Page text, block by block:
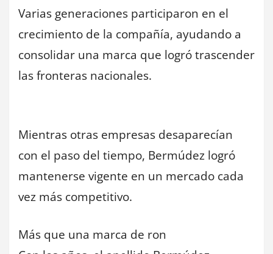
Varias generaciones participaron en el
crecimiento de la compañía, ayudando a
consolidar una marca que logró trascender
las fronteras nacionales.
Mientras otras empresas desaparecían
con el paso del tiempo, Bermúdez logró
mantenerse vigente en un mercado cada
vez más competitivo.
Más que una marca de ron